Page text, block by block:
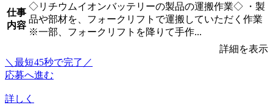
仕事
内容
◇リチウムイオンバッテリーの製品の運搬作業◇ ・製
品や部材を、フォークリフトで運搬していただく作業
※一部、フォークリフトを降りて手作...
詳細を表示
＼最短45秒で完了／
応募へ進む
詳しく